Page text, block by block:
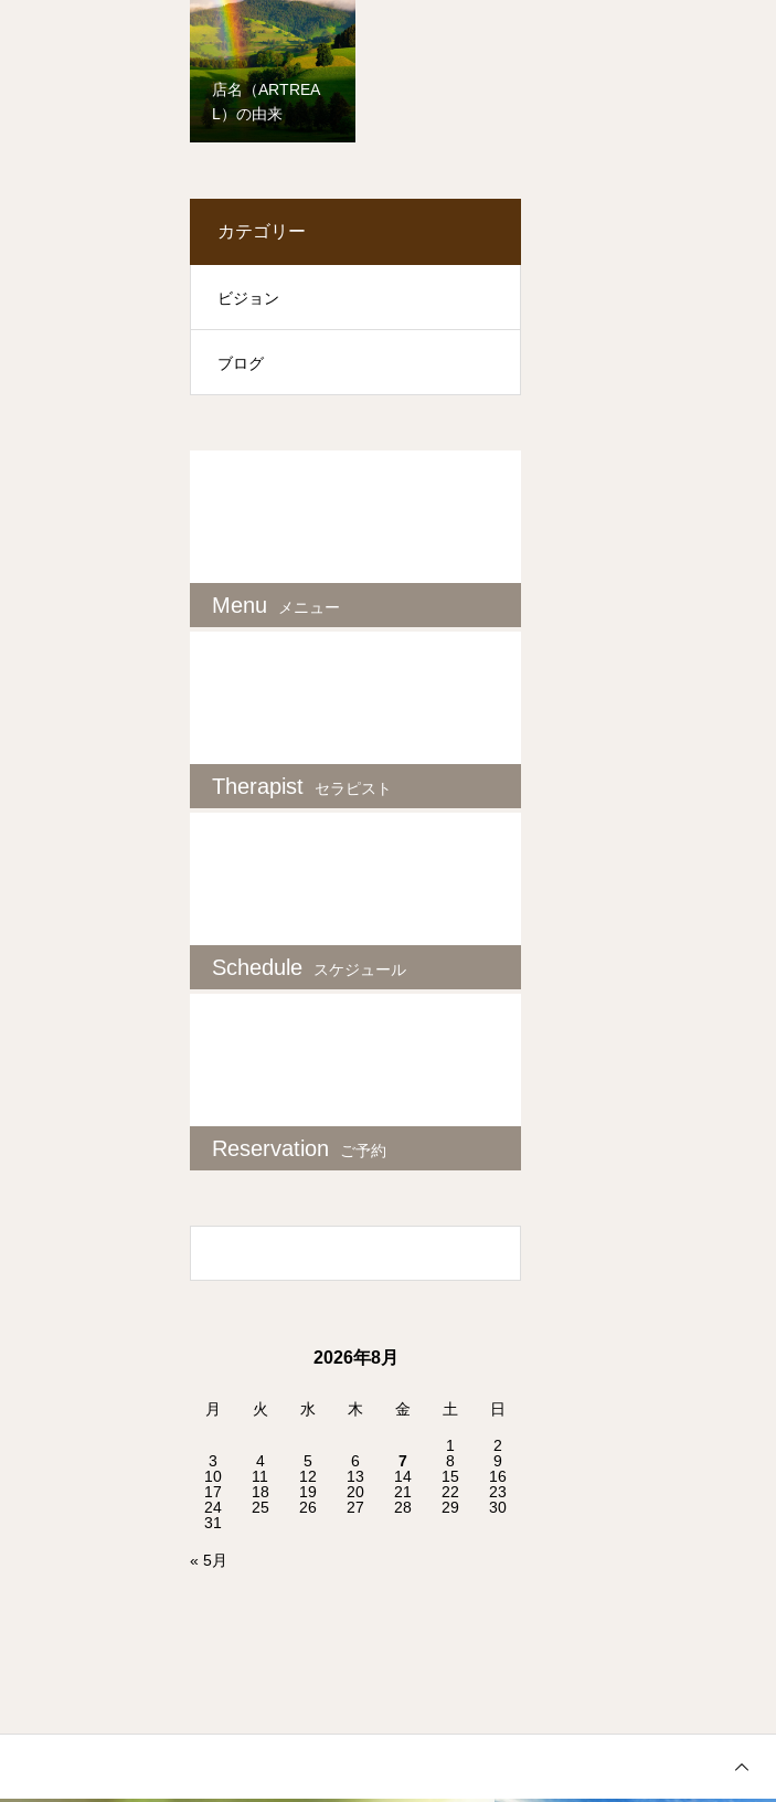
店名（ARTREA
L）の由来
カテゴリー
ビジョン
ブログ
Menu メニュー
Therapist セラピスト
Schedule スケジュール
Reservation ご予約
2026年8月
月 火 水 木 金 土 日
1
2
3
4 5 6 7 8
9
10
11 12 13 14 15
16
17
18 19 20 21 22
23
24
25 26 27 28 29
30
31
« 5月